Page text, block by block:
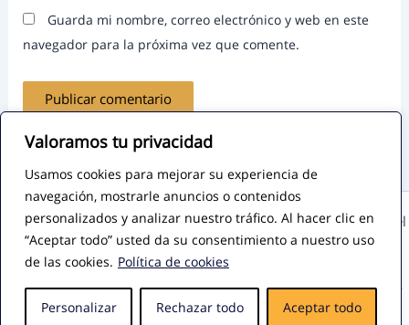
Valoramos tu privacidad
Usamos cookies para mejorar su experiencia de
navegación, mostrarle anuncios o contenidos
personalizados y analizar nuestro tráfico. Al hacer clic en
“Aceptar todo” usted da su consentimiento a nuestro uso
de las cookies. Política de cookies
Personalizar Rechazar todo Aceptar todo
Guarda mi nombre, correo electrónico y web en este
navegador para la próxima vez que comente.
Copyright © 2026 - Todos los derechos reservados - José Miguel
García - Mentor de Emprendedores y Consultor de Marketing
Digital
Contacto-Aviso legal-Privacidad-Política de cookies-Diseño
Web por Visibilidad Digital